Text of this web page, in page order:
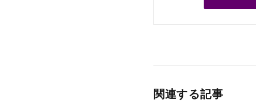
関連する記事